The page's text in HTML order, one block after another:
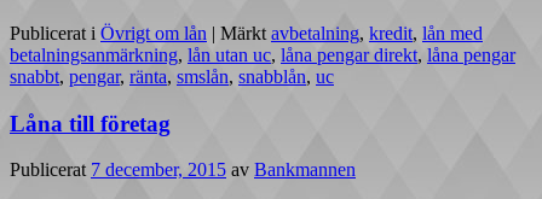
Publicerat i Övrigt om lån | Märkt avbetalning, kredit, lån med
betalningsanmärkning, lån utan uc, låna pengar direkt, låna pengar
snabbt, pengar, ränta, smslån, snabblån, uc
Låna till företag
Publicerat 7 december, 2015 av Bankmannen